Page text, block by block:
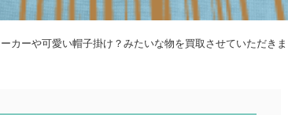
カーや可愛い帽子掛け？みたいな物を買取させていただき